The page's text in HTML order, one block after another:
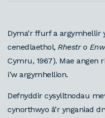
Dyma’r ffurf a argymhellir
cenedlaethol, Rhestr o
Cymru, 1967). Mae angen
i’w argymhellion.
Defnyddir cysylltnodau
cynorthwyo â’r ynganiad